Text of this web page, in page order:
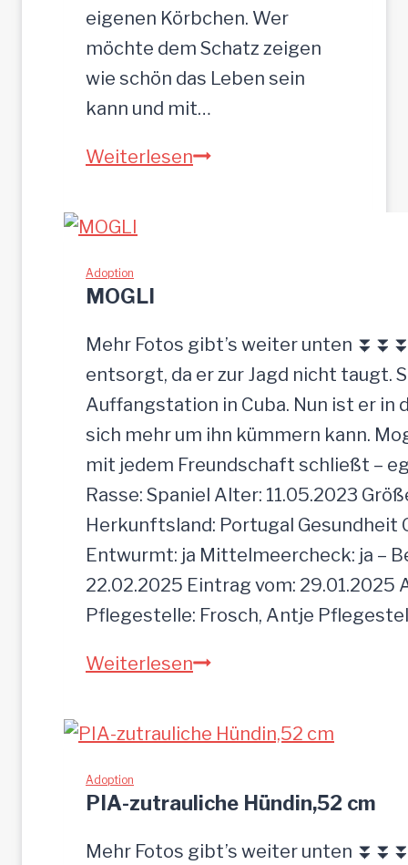
eigenen Körbchen. Wer
möchte dem Schatz zeigen
wie schön das Leben sein
kann und mit…
WeiterlesenZ
r
d
e
e
i
n
f
a
c
h
u
ü
g
e
Adoption
MOGLI
Mehr Fotos gibt’s weiter unten
entsorgt, da er zur Jagd nicht taugt.
Auffangstation in Cuba. Nun ist er in
sich mehr um ihn kümmern kann.
mit jedem Freundschaft schließt –
Rasse: Spaniel Alter: 11.05.2023
Herkunftsland: Portugal Gesundheit
Entwurmt: ja Mittelmeercheck: ja –
22.02.2025 Eintrag vom: 29.01.2025
Pflegestelle: Frosch, Antje
WeiterlesenM
G
Adoption
PIA-zutrauliche Hündin,52 cm
Mehr Fotos gibt’s weiter unten